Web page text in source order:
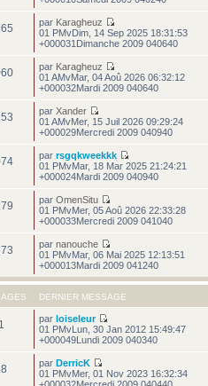
par Karagheuz
01 PMvDim, 14 Sep 2025 18:31:53
+000031Dimanche 2009 040640
par Karagheuz
01 AMvMar, 04 Aoû 2026 06:32:12
+000032Mardi 2009 040640
parXander
01 AMvMer, 15 Juil 2026 09:29:24
+000029Mercredi 2009 040940
parrsgqkweekkk
01 PMvMar, 18 Mar 2025 21:24:21
+000024Mardi 2009 040940
parOmenSitu
01 PMvMer, 05 Aoû 2026 22:33:28
+000033Mercredi 2009 041040
parnanouche
01 PMvMar, 06 Mai 2025 12:13:51
+000013Mardi 2009 041240
DERNIER MESSAGE
1 parloiseleur
01 PMvLun, 30 Jan 2012 15:49:47
+000049Lundi 2009 040340
parDerricK
01 PMvMer, 01 Nov 2023 16:32:34
+000032Mercredi 2009 040440